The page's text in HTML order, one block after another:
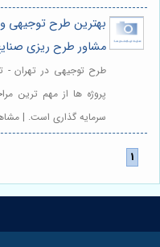
بهترین طرح توجیهی و
مشاور طرح ریزی
طرح توجیهی در تهران -
پروژه ها از مهم ترین
سرمایه گذاری است. |